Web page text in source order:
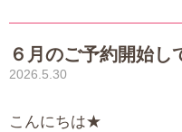
６月のご予約開始
2026.5.30
こんにちは★